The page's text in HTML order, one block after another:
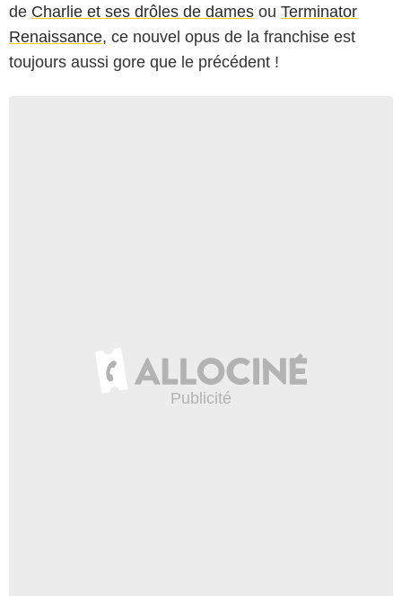
de Charlie et ses drôles de dames ou Terminator
Renaissance, ce nouvel opus de la franchise est
toujours aussi gore que le précédent !